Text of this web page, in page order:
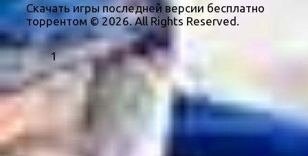
Скачать игры последней версии бесплатно
торрентом © 2026. All Rights Reserved.
1